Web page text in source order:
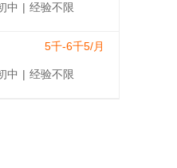
中 | 经验不限
5千-6千5/月
中 | 经验不限